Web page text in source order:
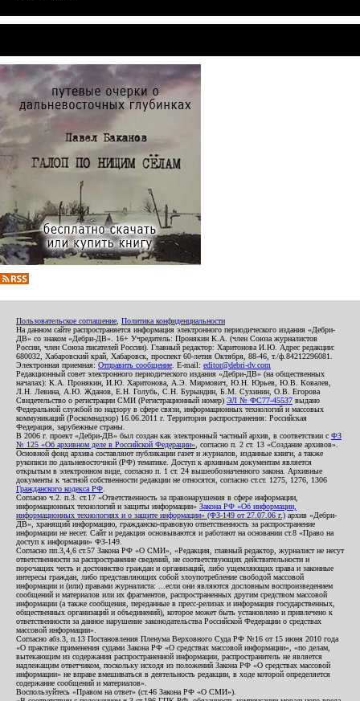
Пользовательское соглашение Политика конфиденциальности
На данном сайте распространяется информация электронного периодического издания «Дебри-
ДВ» со знаком «Дебри-ДВ». 16+ Учредитель: Пронякин К.А. (член Союза журналистов
России, член Союза писателей России). Главный редактор: Харитонова И.Ю. Адрес редакции:
680032, Хабаровский край, Хабаровск, проспект 60-летия Октября, 88-46, т./ф.84212296081.
Электронная приемная: Отправить сообщение . E-mail: editor@debri-dv.com
Редакционный совет электронного периодического издания «Дебри-ДВ» (на общественных
началах): К.А. Пронякин, И.Ю. Харитонова, А.Э. Мирмович, Ю.Н. Юрьев, Ю.В. Ковалев,
Л.Н. Левина, А.Ю. Жданов, Е.Н. Голубь, С.Н. Бурындин, Б.М. Сухинин, О.В. Егорова
Свидетельство о регистрации СМИ (Регистрационный номер) ЭЛ № ФС77-45537 выдано
Федеральной службой по надзору в сфере связи, информационных технологий и массовых
коммуникаций (Роскомнадзор) 16.06.2011 г. Территория распространения: Российская
Федерация, зарубежные страны.
В 2006 г. проект «Дебри-ДВ» был создан как электронный частный архив, в соответствии с ФЗ
№ 125 «Об архивном деле в Российской Федерации» , согласно п. 2 ст. 13 «Создание архивов».
Основной фонд архива составляют публикации газет и журналов, изданные книги, а также
рукописи по дальневосточной (РФ) тематике. Доступ к архивным документам является
открытым в электронном виде, согласно п. 1 ст. 24 вышеобозначенного закона. Архивные
документы к частной собственности редакции не относятся, согласно ст.ст. 1275, 1276, 1306
Гражданского кодекса РФ
Согласно ч.2. п.3. ст.17 «Ответственность за правонарушения в сфере информации,
информационных технологий и защиты информации» Закона РФ «Об информации,
информационных технологиях и о защите информации» (ФЗ-149 от 27.07.06 г.) архив «Дебри-
ДВ», хранящий информацию, гражданско-правовую ответственность за распространение
информации не несет. Сайт и редакция основываются и работают на основании ст.8 «Право на
доступ к информации» ФЗ-149.
Согласно пп.3,4,6 ст.57 Закона РФ «О СМИ», «Редакция, главный редактор, журналист не несут
ответственности за распространение сведений, не соответствующих действительности и
порочащих честь и достоинство граждан и организаций, либо ущемляющих права и законные
интересы граждан, либо представляющих собой злоупотребление свободой массовой
информации и (или) правами журналиста: ...если они являются дословным воспроизведением
сообщений и материалов или их фрагментов, распространенных другим средством массовой
информации (а также сообщения, переданные в пресс-релизах и информация государственных,
общественных организаций и объединений), которое может быть установлено и привлечено к
ответственности за данное нарушение законодательства Российской Федерации о средствах
массовой информации».
Согласно абз.3, п.13 Постановления Пленума Верховного Суда РФ №16 от 15 июня 2010 года
«О практике применения судами Закона РФ «О средствах массовой информации», «по делам,
вытекающим из содержания распространенной информации, распространитель не является
надлежащим ответчиком, поскольку исходя из положений Закона РФ «О средствах массовой
информации» не вправе вмешиваться в деятельность редакции, в ходе которой определяется
содержание сообщений и материалов».
Воспользуйтесь «Правом на ответ» (ст.46 Закона РФ «О СМИ»).